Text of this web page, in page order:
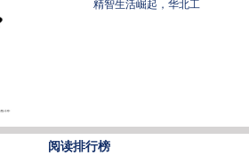
精智生活崛起，华北工
阅读排行榜